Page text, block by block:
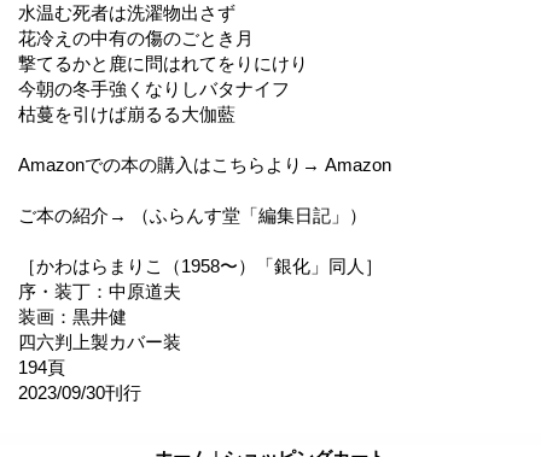
水温む死者は洗濯物出さず
花冷えの中有の傷のごとき月
撃てるかと鹿に問はれてをりにけり
今朝の冬手強くなりしバタナイフ
枯蔓を引けば崩るる大伽藍
Amazonでの本の購入はこちらより→ Amazon
ご本の紹介→ （ふらんす堂「編集日記」）
［かわはらまりこ（1958〜）「銀化」同人］
序・装丁：中原道夫
装画：黒井健
四六判上製カバー装
194頁
2023/09/30刊行